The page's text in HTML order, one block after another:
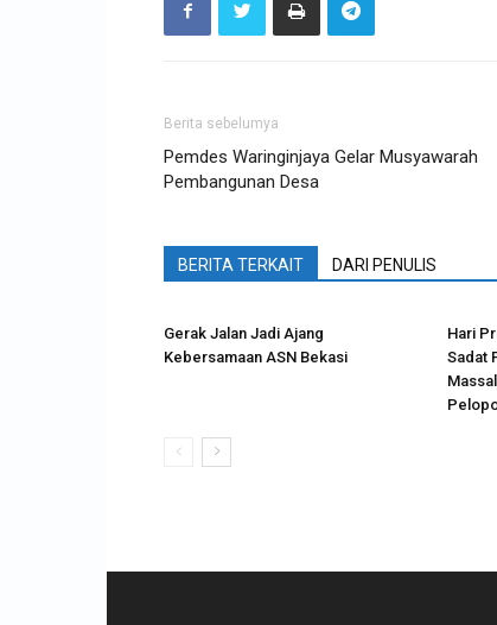
Berita sebelumya
Pemdes Waringinjaya Gelar Musyawarah
Pembangunan Desa
BERITA TERKAIT DARI PENULIS
Gerak Jalan Jadi Ajang
Kebersamaan ASN Bekasi
Hari
Sadat